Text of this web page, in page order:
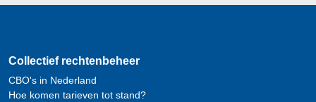
Collectief rechtenbeheer
CBO's in Nederland
Hoe komen tarieven tot stand?